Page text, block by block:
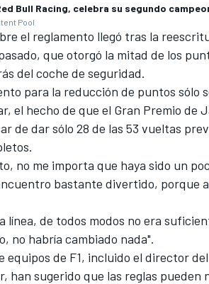
Bull Racing, celebra su segundo
Pool
el reglamento llegó tras la
que otorgó la mitad de los
del coche de seguridad.
para la reducción de puntos sólo
el hecho de que el Gran Premio de
de dar sólo 28 de las 53 vueltas
no me importa que haya sido un
bastante divertido, porque
línea, de todos modos no era
no habría cambiado nada".
equipos de F1, incluido el director
han sugerido que las reglas